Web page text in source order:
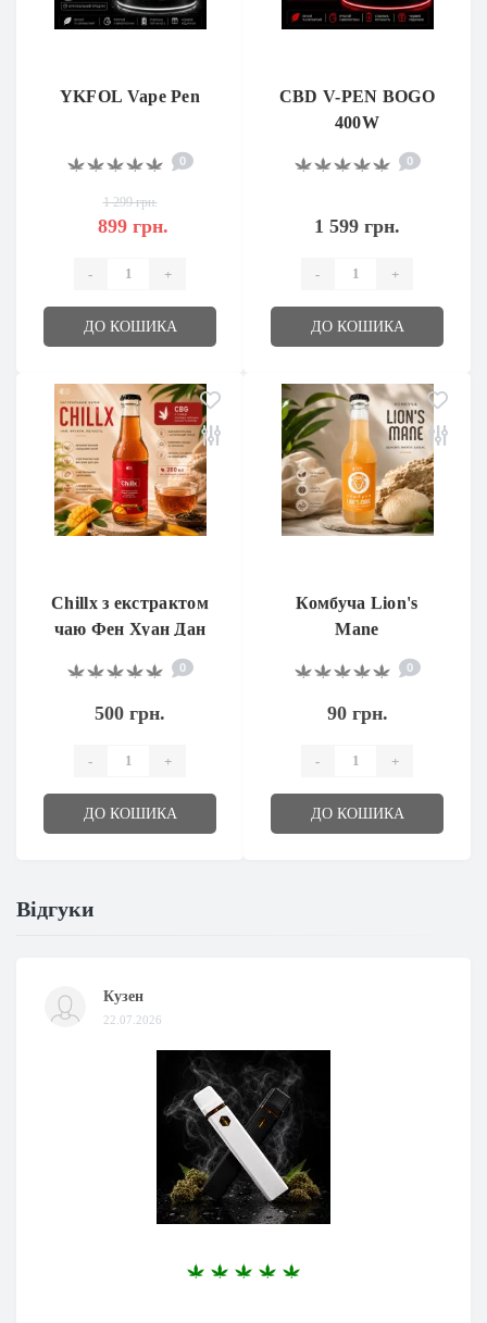
YKFOL Vape Pen
0
1 299 грн.
899 грн.
- +
ДО КОШИКА
CBD V-PEN BOGO
400W
0
1 599 грн.
- +
ДО КОШИКА
Chillx з екстрактом
чаю Фен Хуан Дан
Цун та CBG
0
500 грн.
- +
ДО КОШИКА
Комбуча Lion's
Mane
0
90 грн.
- +
ДО КОШИКА
Відгуки
Кузен
22.07.2026